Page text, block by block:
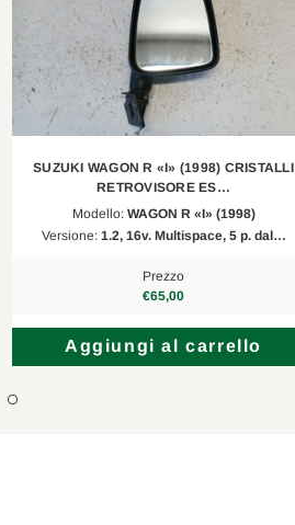
SUZUKI WAGON R «I» (1998) CRISTALLI
RETROVISORE ES…
Modello: WAGON R «I» (1998)
Versione: 1.2, 16v. Multispace, 5 p. dal…
Prezzo
€65,00
Aggiungi al carrello